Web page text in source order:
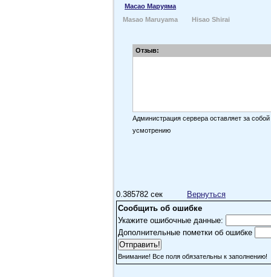
Масао Маруяма
Masao Maruyama
Hisao Shirai
Отзыв:
Администрация сервера оставляет за
усмотрению
0.385782 сек
Вернуться
Сообщить об ошибке
Укажите ошибочные данные:
Дополнительные пометки об ошибке
Внимание! Все поля обязательны к заполнению!